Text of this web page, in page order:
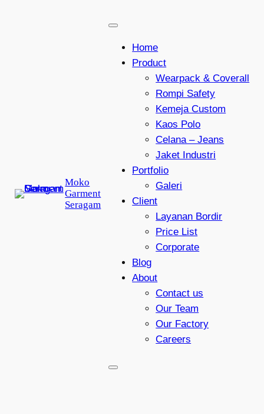
Moko
Garment
Seragam
Home
Product
Wearpack & Coverall
Rompi Safety
Kemeja Custom
Kaos Polo
Celana – Jeans
Jaket Industri
Portfolio
Galeri
Client
Layanan Bordir
Price List
Corporate
Blog
About
Contact us
Our Team
Our Factory
Careers